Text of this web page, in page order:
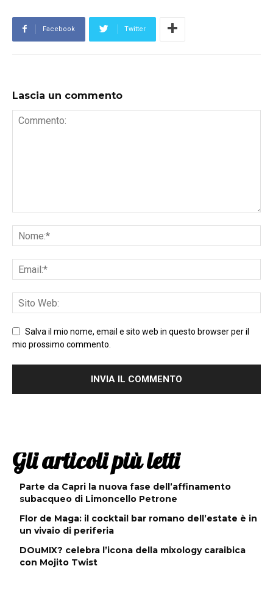
Facebook Twitter
Lascia un commento
Salva il mio nome, email e sito web in questo browser per il
mio prossimo commento.
Gli articoli più letti
Parte da Capri la nuova fase dell’affinamento
subacqueo di Limoncello Petrone
Flor de Maga: il cocktail bar romano dell’estate è in
un vivaio di periferia
DOuMIX? celebra l’icona della mixology caraibica
con Mojito Twist